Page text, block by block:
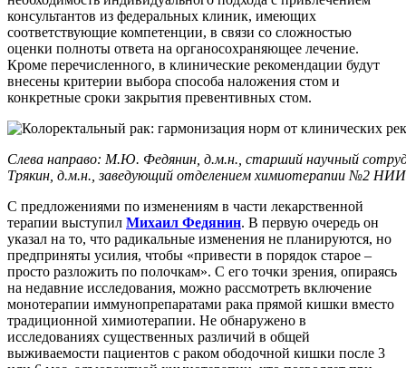
консультантов из федеральных клиник, имеющих
соответствующие компетенции, в связи со сложностью
оценки полноты ответа на органосохраняющее лечение.
Кроме перечисленного, в клинические рекомендации будут
внесены критерии выбора способа наложения стом и
конкретные сроки закрытия превентивных стом.
Слева направо: М.Ю. Федянин, д.м.н., старший научный
Трякин, д.м.н., заведующий отделением химиотерапии №2
С предложениями по изменениям в части лекарственной
терапии выступил Михаил Федянин. В первую очередь он
указал на то, что радикальные изменения не планируются, но
предприняты усилия, чтобы «привести в порядок старое –
просто разложить по полочкам». С его точки зрения, опираясь
на недавние исследования, можно рассмотреть включение
монотерапии иммунопрепаратами рака прямой кишки вместо
традиционной химиотерапии. Не обнаружено в
исследованиях существенных различий в общей
выживаемости пациентов с раком ободочной кишки после 3